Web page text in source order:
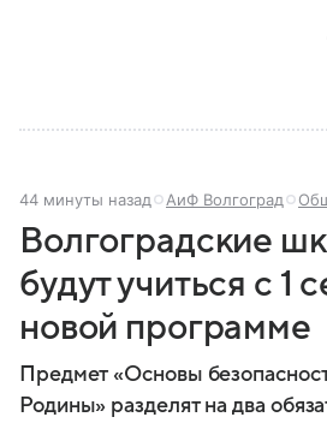
44 минуты назад АиФ Волгоград
Волгоградские
будут учиться с 1
новой программе
Предмет «Основы
Родины» разделят на два